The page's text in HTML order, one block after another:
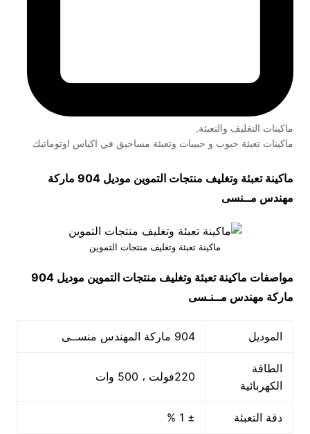
ماكينات التغليف والتعبئة,
ماكينات تعبئة حبوب و حبيبات وتعبئة مساحيق في اكياس اوتوماتيك
ماكينة تعبئة وتغليف منتجات التموين موديل 904 ماركة
مهندس مــنسى
ماكينة تعبئة وتغليف منتجات التموين
مواصفات ماكينة تعبئة وتغليف منتجات التموين
موديل 904
ماركة مهندس مــنـسى
الموديل 904 ماركة المهندس منســى
الطاقة
الكهربائية
220فولت ، 500 وات
دقة التعبئة ± 1 %